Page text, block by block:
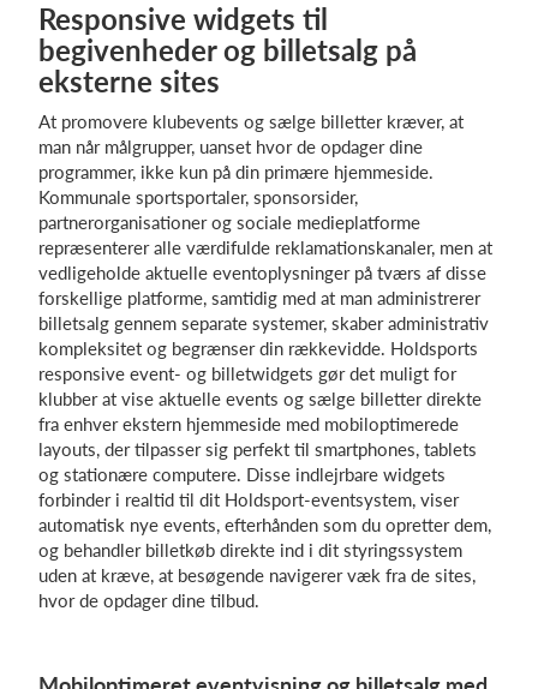
Hjemmeside
Webshop
Billetsystem
Hvad koster det?
Log på
Responsive widgets til
begivenheder og billetsalg på
eksterne sites
At promovere klubevents og sælge billetter kræver, at
man når målgrupper, uanset hvor de opdager dine
programmer, ikke kun på din primære hjemmeside.
Kommunale sportsportaler, sponsorsider,
partnerorganisationer og sociale medieplatforme
repræsenterer alle værdifulde reklamationskanaler, men at
vedligeholde aktuelle eventoplysninger på tværs af disse
forskellige platforme, samtidig med at man administrerer
billetsalg gennem separate systemer, skaber administrativ
kompleksitet og begrænser din rækkevidde. Holdsports
responsive event- og billetwidgets gør det muligt for
klubber at vise aktuelle events og sælge billetter direkte
fra enhver ekstern hjemmeside med mobiloptimerede
layouts, der tilpasser sig perfekt til smartphones, tablets
og stationære computere. Disse indlejrbare widgets
forbinder i realtid til dit Holdsport-eventsystem, viser
automatisk nye events, efterhånden som du opretter dem,
og behandler billetkøb direkte ind i dit styringssystem
uden at kræve, at besøgende navigerer væk fra de sites,
hvor de opdager dine tilbud.